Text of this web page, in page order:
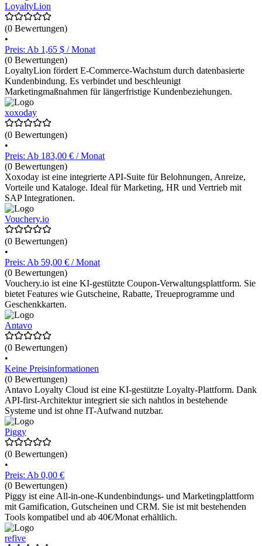
LoyaltyLion
(0 Bewertungen)
•
Preis: Ab 1,65 $ / Monat
(0 Bewertungen)
LoyaltyLion fördert E-Commerce-Wachstum durch datenbasierte
Kundenbindung. Es verbindet und beschleunigt
Marketingmaßnahmen für längerfristige Kundenbeziehungen.
xoxoday
(0 Bewertungen)
•
Preis: Ab 183,00 € / Monat
(0 Bewertungen)
Xoxoday ist eine integrierte API-Suite für Belohnungen, Anreize,
Vorteile und Kataloge. Ideal für Marketing, HR und Vertrieb mit
SAP Integrationen.
Vouchery.io
(0 Bewertungen)
•
Preis: Ab 59,00 € / Monat
(0 Bewertungen)
Vouchery.io ist eine KI-gestützte Coupon-Verwaltungsplattform. Sie
bietet Features wie Gutscheine, Rabatte, Treueprogramme und
Geschenkkarten.
Antavo
(0 Bewertungen)
•
Keine Preisinformationen
(0 Bewertungen)
Antavo Loyalty Cloud ist eine KI-gestützte Loyalty-Plattform. Dank
API-first-Architektur integriert sie sich nahtlos in bestehende
Systeme und ist ohne IT-Aufwand nutzbar.
Piggy
(0 Bewertungen)
•
Preis: Ab 0,00 €
(0 Bewertungen)
Piggy ist eine All-in-one-Kundenbindungs- und Marketingplattform
mit Gamification, Gutscheinen und CRM. Sie ist mit bestehenden
Tools kompatibel und ab 40€/Monat erhältlich.
refive